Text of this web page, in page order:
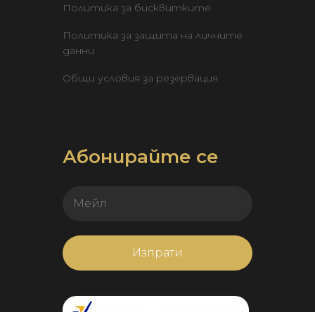
Политика за бисквитките
Политика за защита на личните
данни
Общи условия за резервация
Абонирайте се